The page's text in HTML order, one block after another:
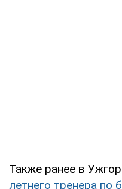
Также ранее в
летнего тренера по